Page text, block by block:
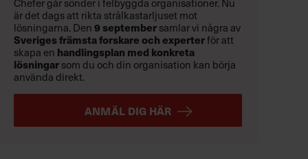
är det dags att rikta strålkastarljuset mot
lösningarna. Den9 septembersamlar vi några av
Sveriges främsta forskare och experterför att
skapa en handlingsplan med konkreta
lösningarsom du och din organisation kan börja
använda direkt.
ANMÄL DIG HÄR